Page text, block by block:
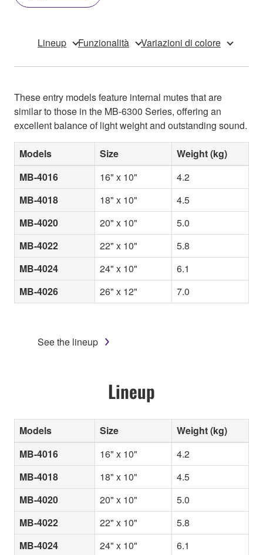
Lineup Funzionalità Variazioni di colore
These entry models feature internal mutes that are
similar to those in the MB-6300 Series, offering an
excellent balance of light weight and outstanding sound.
Models Size
Weight (kg)
MB-4016
16" x 10"
4.2
MB-4018
18" x 10"
4.5
MB-4020
20" x 10"
5.0
MB-4022
22" x 10"
5.8
MB-4024
24" x 10"
6.1
MB-4026
26" x 12" 7.0
See the lineup
Lineup
Models Size
Weight (kg)
MB-4016
16" x 10"
4.2
MB-4018
18" x 10"
4.5
MB-4020
20" x 10"
5.0
MB-4022
22" x 10"
5.8
MB-4024
24" x 10" 6.1